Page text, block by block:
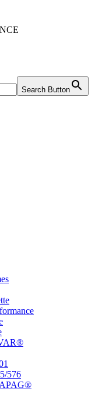
Search Button
576